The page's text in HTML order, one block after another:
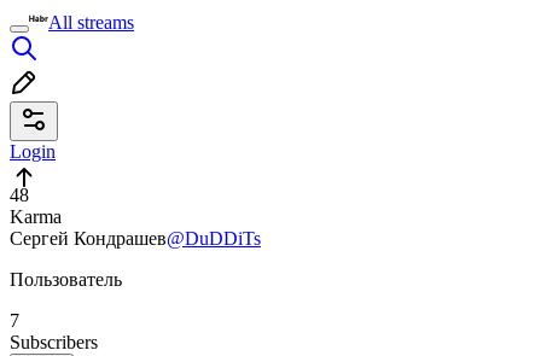
All streams
Login
48
Karma
Сергей Кондрашев@DuDDiTs
Пользователь
7
Subscribers